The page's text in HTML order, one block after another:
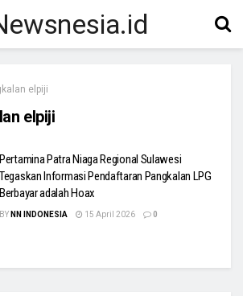
elpiji
elpiji
Pertamina Patra Niaga Regional Sulawesi
Tegaskan Informasi Pendaftaran Pangkalan LPG
Berbayar adalah Hoax
BY NN INDONESIA 15 April 2026 0